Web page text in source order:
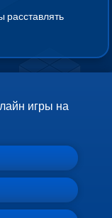
расставлять
игры на